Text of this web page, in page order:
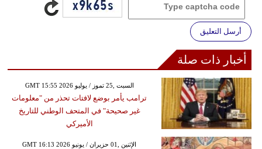
أرسل التعليق
أخبار ذات صلة
GMT 15:55 2026 السبت ,25 تموز / يوليو
ترامب يأمر بوضع لافتات تحذر من "معلومات
غير صحيحة" في المتحف الوطني للتاريخ
الأميركي
GMT 16:13 2026 الإثنين ,01 حزيران / يونيو